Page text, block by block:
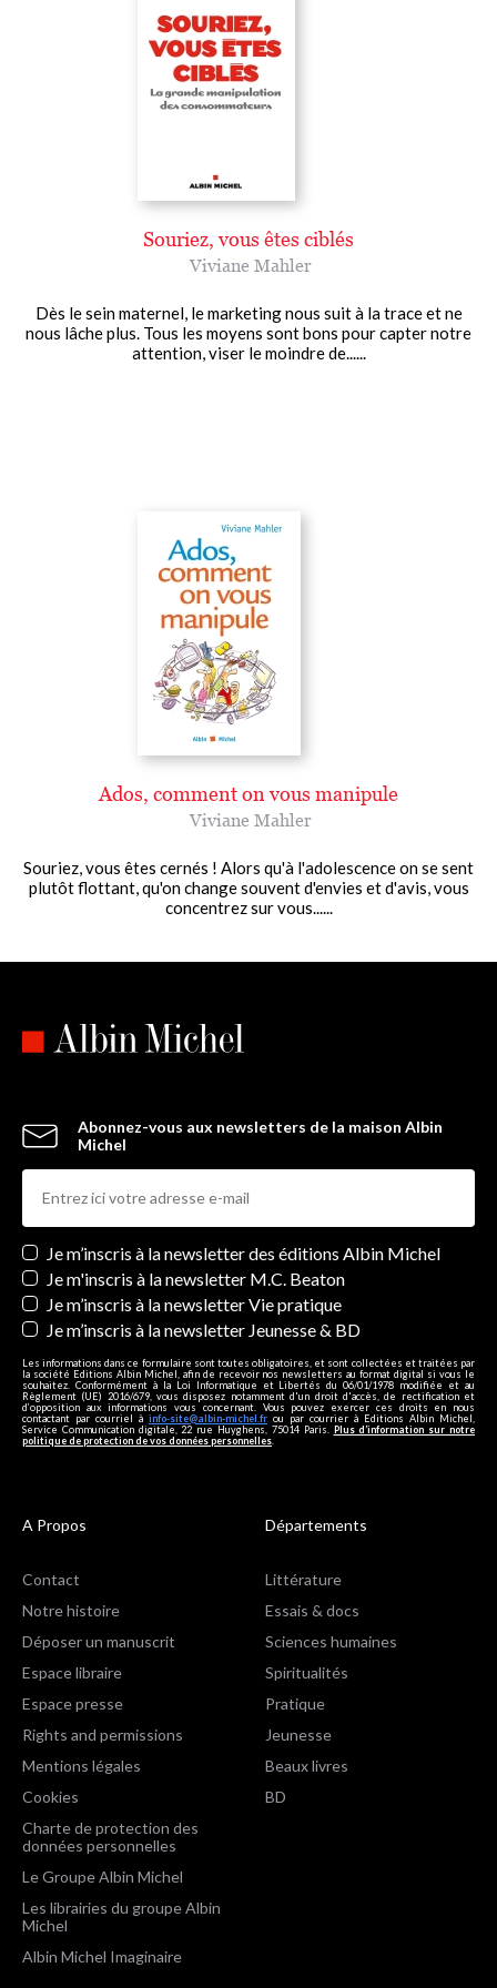
Souriez, vous êtes ciblés
Viviane Mahler
Dès le sein maternel, le marketing nous suit à la trace et ne
nous lâche plus. Tous les moyens sont bons pour capter notre
attention, viser le moindre de......
Ados, comment on vous manipule
Viviane Mahler
Souriez, vous êtes cernés ! Alors qu'à l'adolescence on se sent
plutôt flottant, qu'on change souvent d'envies et d'avis, vous
concentrez sur vous......
Abonnez-vous aux newsletters de la maison Albin
Michel
Newsletters
Je m’inscris à la newsletter des éditions Albin Michel
Je m'inscris à la newsletter M.C. Beaton
Je m’inscris à la newsletter Vie pratique
Je m’inscris à la newsletter Jeunesse & BD
Les informations dans ce formulaire sont toutes obligatoires, et sont collectées et traitées par
la société Editions Albin Michel, afin de recevoir nos newsletters au format digital si vous le
souhaitez. Conformément à la Loi Informatique et Libertés du 06/01/1978 modifiée et au
Règlement (UE) 2016/679, vous disposez notamment d'un droit d'accès, de rectification et
d’opposition aux informations vous concernant. Vous pouvez exercer ces droits en nous
contactant par courriel à info-site@albin-michel.fr ou par courrier à Editions Albin Michel,
Service Communication digitale, 22 rue Huyghens, 75014 Paris. Plus d’information sur notre
politique de protection de vos données personnelles
A Propos
Contact
Notre histoire
Déposer un manuscrit
Espace libraire
Espace presse
Rights and permissions
Mentions légales
Cookies
Charte de protection des
données personnelles
Le Groupe Albin Michel
Les librairies du groupe Albin
Michel
Albin Michel Imaginaire
Départements
Littérature
Essais & docs
Sciences humaines
Spiritualités
Pratique
Jeunesse
Beaux livres
BD